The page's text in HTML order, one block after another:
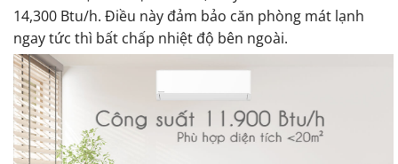
14,300 Btu/h. Điều này đảm bảo căn phòng mát lạnh
ngay tức thì bất chấp nhiệt độ bên ngoài.